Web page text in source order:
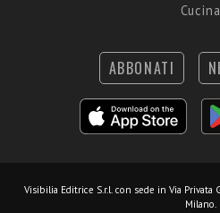
Cucina
ABBONATI
Visibilia Editrice S.r.l. con sede in Via Privata
Milano.